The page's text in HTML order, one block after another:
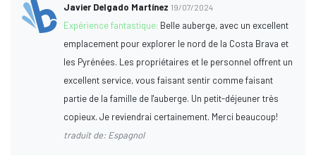
Javier Delgado Martínez 19/07/2024
Expérience fantastique: Belle auberge, avec un excellent
emplacement pour explorer le nord de la Costa Brava et
les Pyrénées. Les propriétaires et le personnel offrent un
excellent service, vous faisant sentir comme faisant
partie de la famille de l'auberge. Un petit-déjeuner très
copieux. Je reviendrai certainement. Merci beaucoup!
traduit de: Espagnol